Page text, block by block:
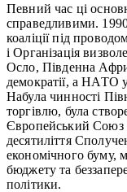
Певний час ці
справедливими.
коаліції під
і Організація
Осло, Південна
демократії, а НАТО
Набула чинності
торгівлю, була
Європейський Союз
десятиліття
економічного буму,
бюджету та
політики.